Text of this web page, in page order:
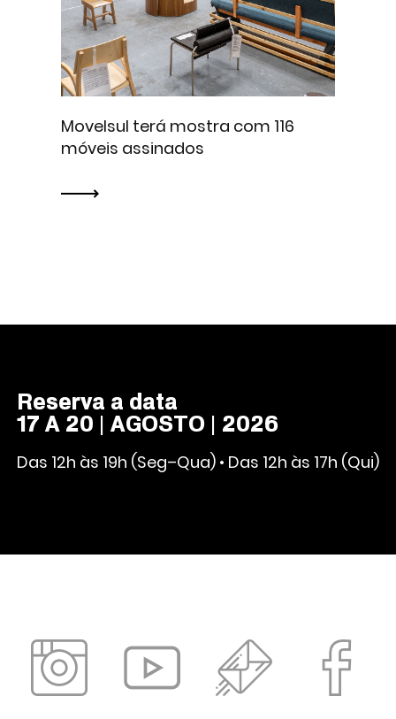
Movelsul terá mostra com 116
móveis assinados
Reserva a data
17 A 20 | AGOSTO | 2026
Das 12h às 19h (Seg–Qua) • Das 12h às 17h (Qui)